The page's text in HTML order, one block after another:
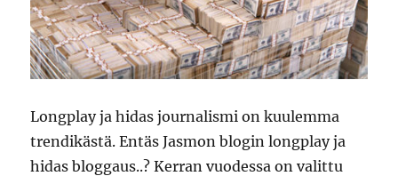
Longplay ja hidas journalismi on kuulemma
trendikästä. Entäs Jasmon blogin longplay ja
hidas bloggaus..? Kerran vuodessa on valittu